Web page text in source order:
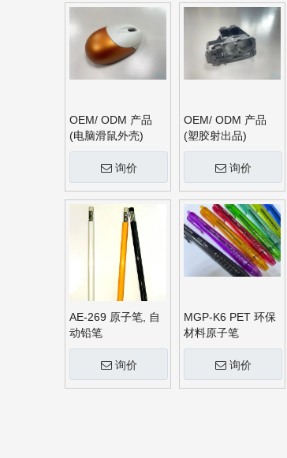
OEM/ ODM 产品
(电脑滑鼠外壳)
询价
OEM/ ODM 产品
(塑胶射出品)
询价
AE-269 原子笔, 自
动铅笔
询价
MGP-K6 PET 环保
材料原子笔
询价